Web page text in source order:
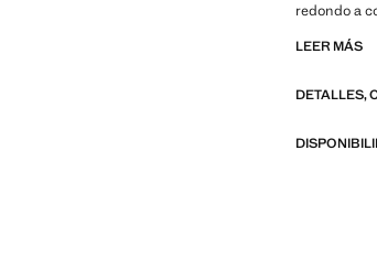
redondo a
laterales.
ofrece una
LEER MÁS
DETALLES,